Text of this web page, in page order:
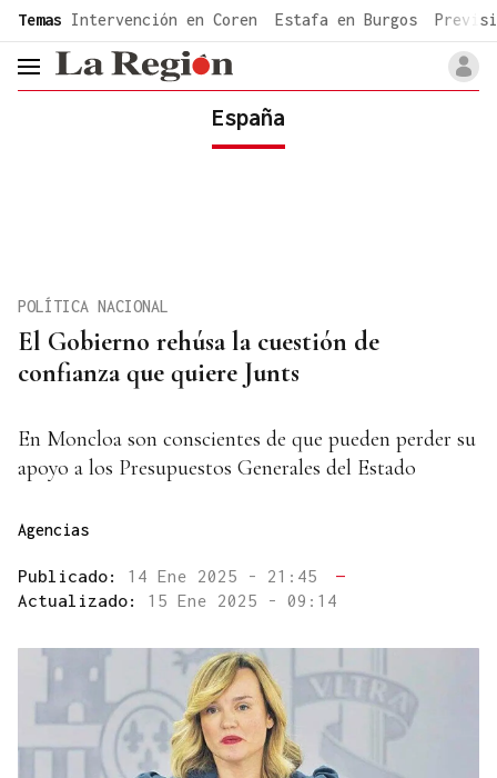
common.go-to-content
Temas Intervención en Coren Estafa en Burgos
header.menu.open
España
El Gobierno rehúsa la cuestión de
confianza que quiere Junts
POLÍTICA NACIONAL
En Moncloa son conscientes de que pueden perder su
apoyo a los Presupuestos Generales del Estado
Agencias
Publicado: 14 Ene 2025 - 21:45
—
Actualizado: 15 Ene 2025 - 09:14